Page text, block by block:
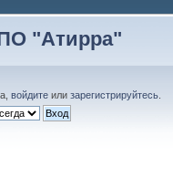
"Атирра"
войдите илизарегистрируйтесь